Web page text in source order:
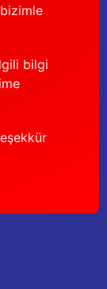
bilgi